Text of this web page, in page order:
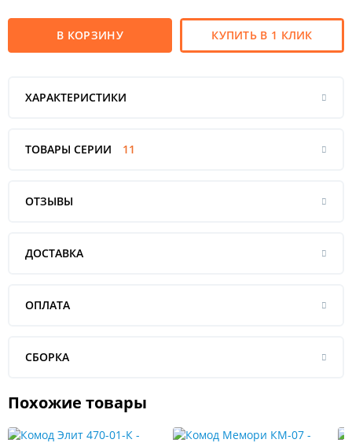
В КОРЗИНУ КУПИТЬ В 1 КЛИК
ХАРАКТЕРИСТИКИ
ТОВАРЫ СЕРИИ 11
ОТЗЫВЫ
ДОСТАВКА
ОПЛАТА
СБОРКА
Похожие товары